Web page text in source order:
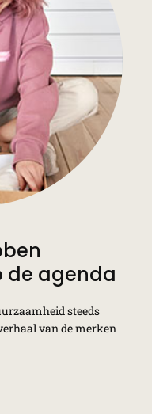
de agenda
steeds
van de merken